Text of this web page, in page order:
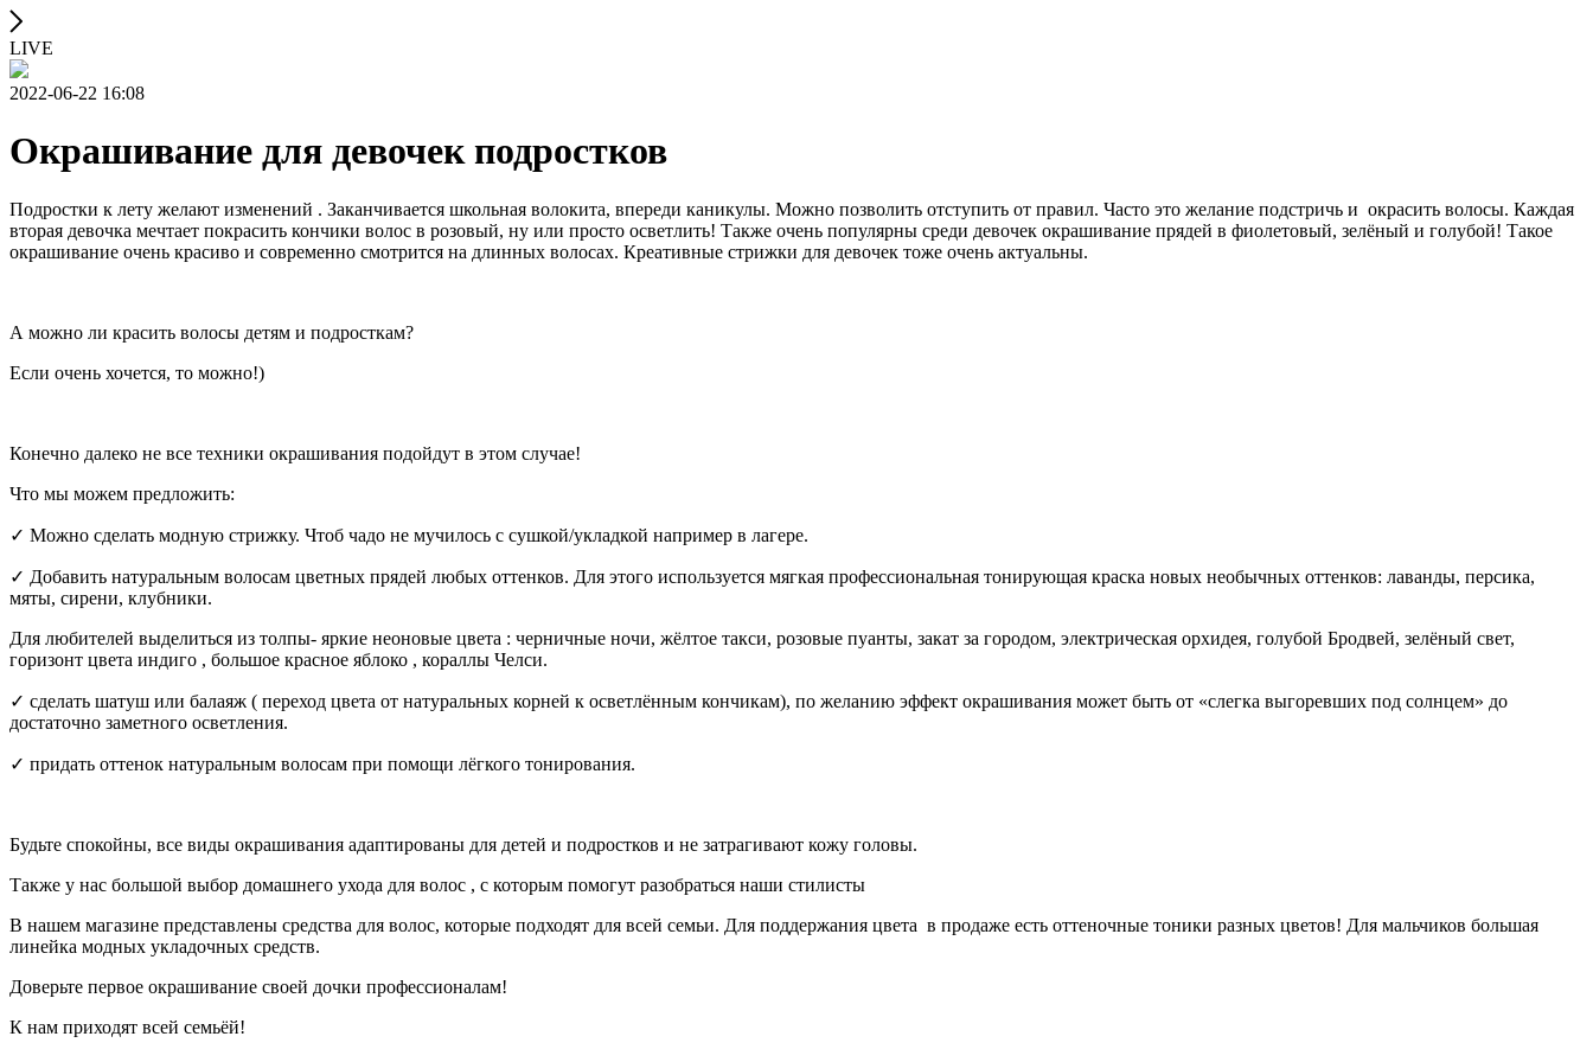
LIVE
2022-06-22 16:08
Окрашивание для девочек подростков
Подростки к лету желают изменений . Заканчивается школьная волокита, впереди каникулы. Можно позволить отступить от правил. Часто это желание подстричь и окрасить волосы. Каждая
вторая девочка мечтает покрасить кончики волос в розовый, ну или просто осветлить! Также очень популярны среди девочек окрашивание прядей в фиолетовый, зелёный и голубой! Такое
окрашивание очень красиво и современно смотрится на длинных волосах. Креативные стрижки для девочек тоже очень актуальны.
А можно ли красить волосы детям и подросткам?
Если очень хочется, то можно!)
Конечно далеко не все техники окрашивания подойдут в этом случае!
Что мы можем предложить:
✓ Можно сделать модную стрижку. Чтоб чадо не мучилось с сушкой/укладкой например в лагере.
✓ Добавить натуральным волосам цветных прядей любых оттенков. Для этого используется мягкая профессиональная тонирующая краска новых необычных оттенков: лаванды, персика,
мяты, сирени, клубники.
Для любителей выделиться из толпы- яркие неоновые цвета : черничные ночи, жёлтое такси, розовые пуанты, закат за городом, электрическая орхидея, голубой Бродвей, зелёный свет,
горизонт цвета индиго , большое красное яблоко , кораллы Челси.
✓ сделать шатуш или балаяж ( переход цвета от натуральных корней к осветлённым кончикам), по желанию эффект окрашивания может быть от «слегка выгоревших под солнцем» до
достаточно заметного осветления.
✓ придать оттенок натуральным волосам при помощи лёгкого тонирования.
Будьте спокойны, все виды окрашивания адаптированы для детей и подростков и не затрагивают кожу головы.
Также у нас большой выбор домашнего ухода для волос , с которым помогут разобраться наши стилисты
В нашем магазине представлены средства для волос, которые подходят для всей семьи. Для поддержания цвета в продаже есть оттеночные тоники разных цветов! Для мальчиков большая
линейка модных укладочных средств.
Доверьте первое окрашивание своей дочки профессионалам!
К нам приходят всей семьёй!